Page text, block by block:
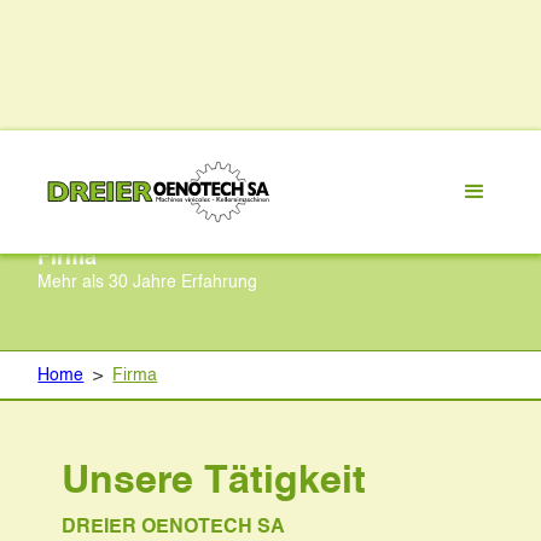
Firma
Mehr als 30 Jahre Erfahrung
Home > Firma
Unsere Tätigkeit
DREIER OENOTECH SA